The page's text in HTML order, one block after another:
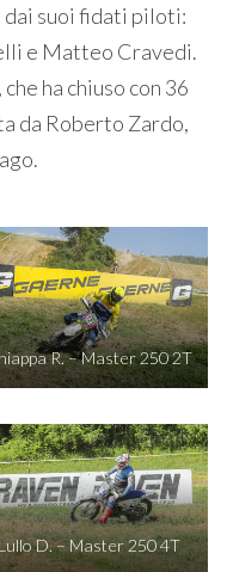
suoi fidati piloti:
e Matteo Cravedi.
che ha chiuso con 36
da Roberto Zardo,
R. – Master 250 2T
D. – Master 250 4T